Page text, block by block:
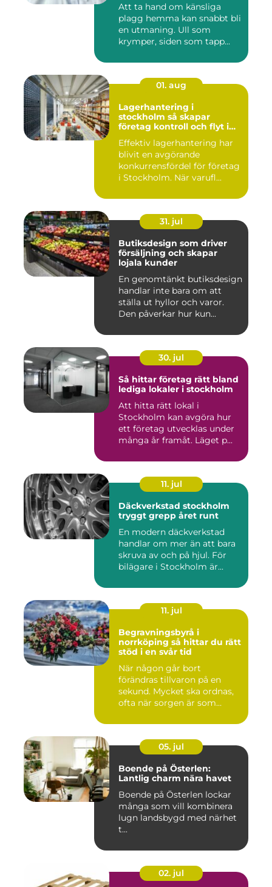
Att ta hand om känsliga
plagg hemma kan snabbt bli
en utmaning. Ull som
krymper, siden som tapp...
01. aug
Lagerhantering i
stockholm så skapar
företag kontroll och flyt i
Effektiv lagerhantering har
blivit en avgörande
konkurrensfördel för företag
i Stockholm. När varufl...
31. jul
Butiksdesign som driver
försäljning och skapar
lojala kunder
En genomtänkt butiksdesign
handlar inte bara om att
ställa ut hyllor och varor.
Den påverkar hur kun...
30. jul
Så hittar företag rätt bland
lediga lokaler i stockholm
Att hitta rätt lokal i
Stockholm kan avgöra hur
ett företag utvecklas under
många år framåt. Läget p...
11. jul
Däckverkstad stockholm
tryggt grepp året runt
En modern däckverkstad
handlar om mer än att bara
skruva av och på hjul. För
bilägare i Stockholm är...
11. jul
Begravningsbyrå i
norrköping så hittar du rätt
stöd i en svår tid
När någon går bort
förändras tillvaron på en
sekund. Mycket ska ordnas,
ofta när sorgen är som
05. jul
Boende på Österlen:
Lantlig charm nära havet
Boende på Österlen lockar
många som vill kombinera
lugn landsbygd med närhet
t...
02. jul